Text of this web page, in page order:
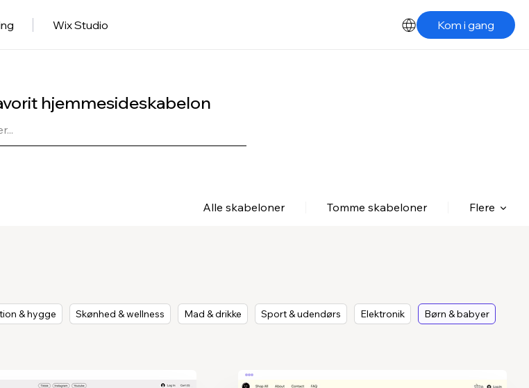
Wix Studio Kom i gang
hjemmesideskabelon
Alle skabeloner Tomme skabeloner Flere
& hygge Skønhed & wellness Mad & drikke Sport & udendørs Elektronik Børn & babyer